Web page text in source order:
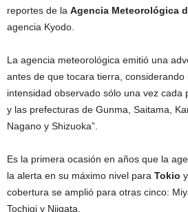
reportes de la Agencia Meteorológica
agencia Kyodo.
La agencia meteorológica emitió una
antes de que tocara tierra, considerando
intensidad observado sólo una vez cada
y las prefecturas de Gunma, Saitama,
Nagano y Shizuoka”.
Es la primera ocasión en años que la
la alerta en su máximo nivel para Tokio
cobertura se amplió para otras cinco:
Tochigi y Niigata.